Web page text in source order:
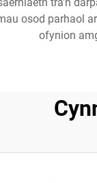
osod parhaol
ofynion